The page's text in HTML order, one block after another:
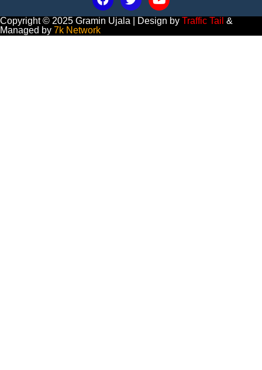
Copyright © 2025 Gramin Ujala | Design by Traffic Tail &
Managed by 7k Network